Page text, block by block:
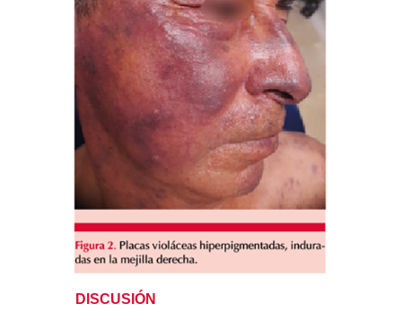
DISCUSIÓN